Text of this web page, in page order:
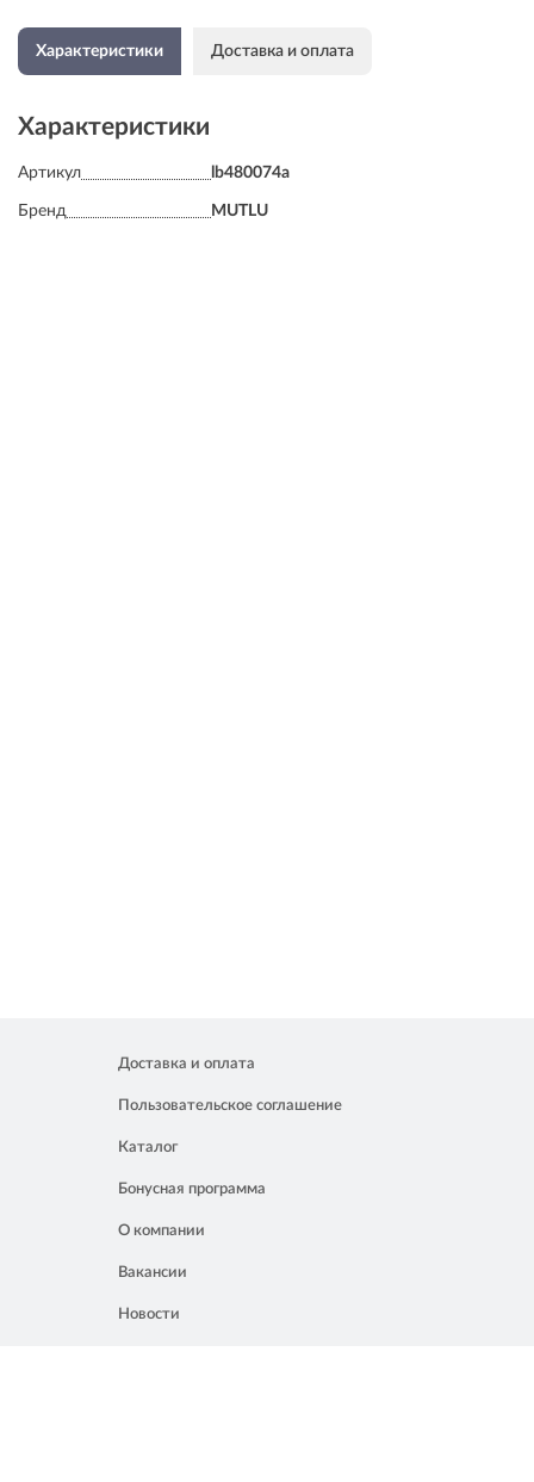
Характеристики Доставка и оплата
Характеристики
Артикул lb480074a
Бренд MUTLU
Доставка и оплата
Пользовательское соглашение
Каталог
Бонусная программа
О компании
Вакансии
Новости